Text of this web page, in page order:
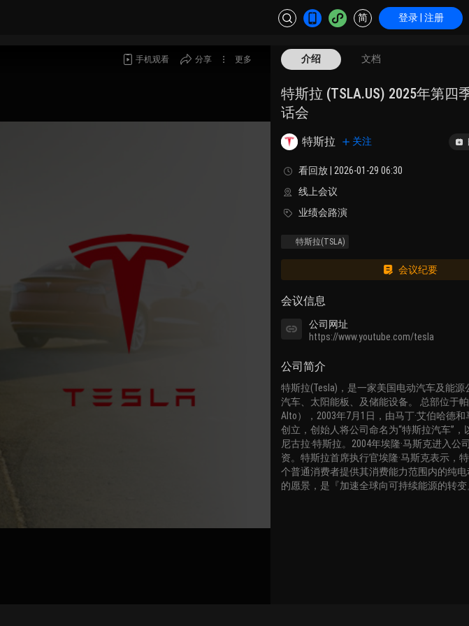
简 登录 | 注册
手机观看 分享 更多 介绍 文档
特斯拉 (TSLA.US) 2025年第四
话会
特斯拉 关注
看回放 | 2026-01-29 06:30
线上会议
业绩会路演
特斯拉(TSLA)
会议纪要
会议信息
公司网址
https://www.youtube.com/tesla
公司简介
特斯拉(Tesla)，是一家美国电动汽车及能源
汽车、太阳能板、及储能设备。 总部位于
Alto），2003年7月1日，由马丁·艾伯哈德和
创立，创始人将公司命名为“特斯拉汽车”，
尼古拉·特斯拉。2004年埃隆·马斯克进入公
资。特斯拉首席执行官埃隆·马斯克表示，
个普通消费者提供其消费能力范围内的纯
的愿景，是『加速全球向可持续能源的转